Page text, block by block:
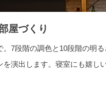
屋づくり
。7段階の調色と10段階の明
を演出します。寝室にも嬉し